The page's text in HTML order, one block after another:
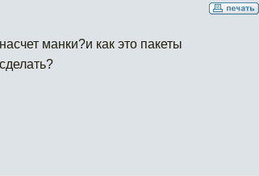
манки?и как это пакеты